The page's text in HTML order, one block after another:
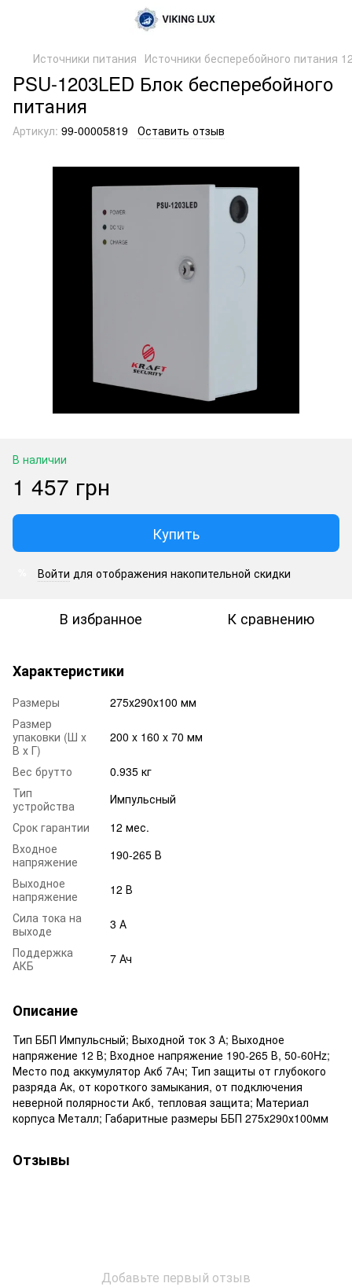
Источники питания Источники бесперебойного питания
PSU-1203LED Блок бесперебойного
питания
Артикул: 99-00005819 Оставить отзыв
В наличии
1 457 грн
Купить
Войти для отображения накопительной скидки
В избранное К сравнению
Характеристики
Размеры
275х290х100 мм
Размер
упаковки (Ш х
В х Г)
200 x 160 x 70 мм
Вес брутто
0.935 кг
Тип
устройства
Импульсный
Срок гарантии
12 мес.
Входное
напряжение
190-265 В
Выходное
напряжение
12 В
Сила тока на
выходе
3 А
Поддержка
АКБ
7 Ач
Описание
Тип ББП Импульсный; Выходной ток 3 А; Выходное
напряжение 12 В; Входное напряжение 190-265 В, 50-60Hz;
Место под аккумулятор Акб 7Ач; Тип защиты от глубокого
разряда Ак, от короткого замыкания, от подключения
неверной полярности Акб, тепловая защита; Материал
корпуса Металл; Габаритные размеры ББП 275х290х100мм
Отзывы
Добавьте первый отзыв